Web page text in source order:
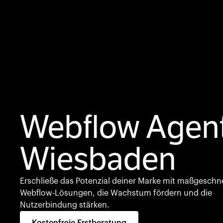
Webflow
Wiesbaden
Erschließe das Potenzial deiner Marke mit
Webflow-Lösungen, die Wachstum fördern und die
Nutzerbindung stärken.